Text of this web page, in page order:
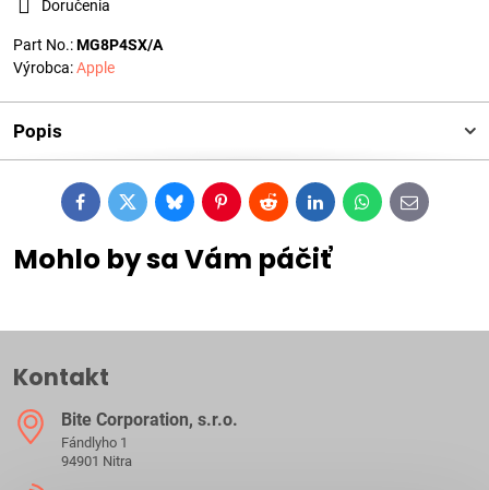
Doručenia
Part No.:MG8P4SX/A
Výrobca:Apple
Popis
FacebookTwitterBlueskyPinterestRedditLinkedInWhatsApp
E-
mail
Mohlo by sa Vám páčiť
Kontakt
Bite Corporation, s​.r​.o​.
Fándlyho 1
94901 Nitra